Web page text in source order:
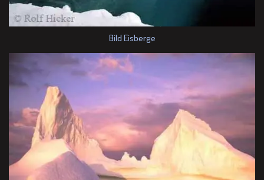
Bild Eisberge